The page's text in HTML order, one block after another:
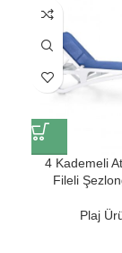
4 Kademeli
Fileli
Plaj